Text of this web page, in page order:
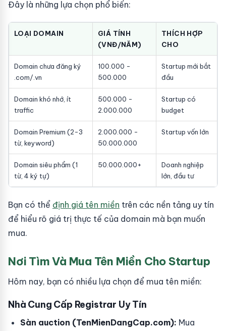
Đây là những lựa chọn phổ biến:
LOẠI DOMAIN
GIÁ TÍNH
(VNĐ/NĂM)
THÍCH HỢP
CHO
Domain chưa đăng ký
.com/.vn
100.000 -
500.000
Startup mới bắt
đầu
Domain khó nhớ, ít
traffic
500.000 -
2.000.000
Startup có
budget
Domain Premium (2-3
từ, keyword)
2.000.000 -
50.000.000
Startup vốn lớn
Domain siêu phẩm (1
từ, 4 ký tự)
50.000.000+
Doanh nghiệp
lớn, đầu tư
Bạn có thể định giá tên miền trên các nền tảng uy tín
để hiểu rõ giá trị thực tế của domain mà bạn muốn
mua.
Nơi Tìm Và Mua Tên Miền Cho Startup
Hôm nay, bạn có nhiều lựa chọn để mua tên miền:
Nhà Cung Cấp Registrar Uy Tín
Sàn auction (TenMienDangCap.com): Mua